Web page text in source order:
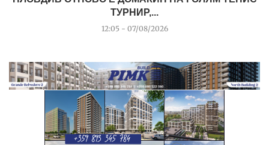
ТУРНИР,...
12:05 - 07/08/2026